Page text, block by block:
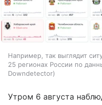
Например, так выглядит
25 регионах России по
Downdetector
Утром 6 августа